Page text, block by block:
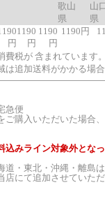
歌山
県
山
県
円
1190
円
1190
円
1190円
費税が 含まれています。
は追加送料がかかる場合
急便
ご購入いただいた場合
みライン対象外となっ
・東北・沖縄・離島
店にて追加させていた